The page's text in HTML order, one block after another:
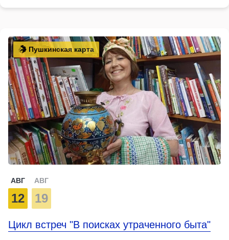
Пушкинская карта
АВГ
12
АВГ
19
Цикл встреч "В поисках утраченного быта"